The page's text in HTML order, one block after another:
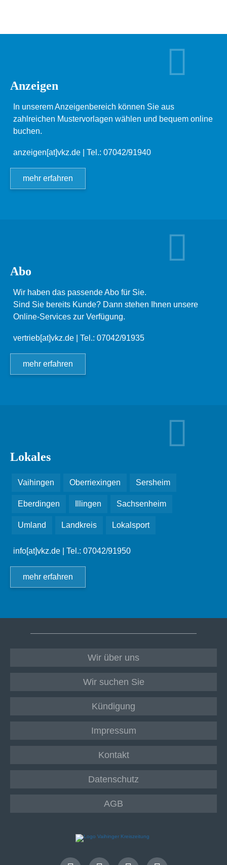
Anzeigen
In unserem Anzeigenbereich können Sie aus
zahlreichen Mustervorlagen wählen und bequem online
buchen.
anzeigen[at]vkz.de | Tel.: 07042/91940
mehr erfahren
Abo
Wir haben das passende Abo für Sie.
Sind Sie bereits Kunde? Dann stehen Ihnen unsere
Online-Services zur Verfügung.
vertrieb[at]vkz.de | Tel.: 07042/91935
mehr erfahren
Lokales
Vaihingen Oberriexingen Sersheim
Eberdingen Illingen Sachsenheim
Umland Landkreis Lokalsport
info[at]vkz.de | Tel.: 07042/91950
mehr erfahren
Wir über uns
Wir suchen Sie
Kündigung
Impressum
Kontakt
Datenschutz
AGB